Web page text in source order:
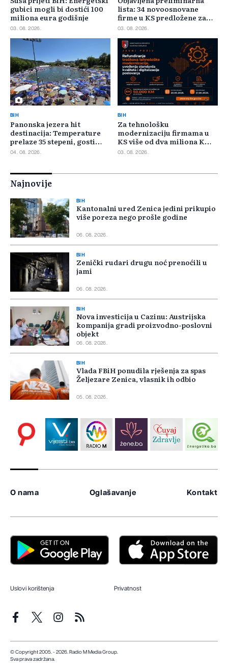
gubici mogli bi dostići 100
miliona eura godišnje
03. 08. 2026.
lista: 34 novoosnovane
firme u KS predložene za
400.000 KM poticaja
03. 08. 2026.
BIH
Panonska jezera hit
destinacija: Temperature
prelaze 35 stepeni, gosti
pristižu iz cijele regije
04. 08. 2026.
BIH
Za tehnološku
modernizaciju firmama u
KS više od dva miliona KM,
odbijeno 135 prijava
03. 08. 2026.
Najnovije
BIH
Kantonalni ured Zenica jedini prikupio
više poreza nego prošle godine
06. 08. 2026.
BIH
Zenički rudari drugu noć prenoćili u
jami
06. 08. 2026.
BIH
Nova investicija u Cazinu: Austrijska
kompanija gradi proizvodno-poslovni
objekt
06. 08. 2026.
BIH
Vlada FBiH ponudila rješenja za spas
Željezare Zenica, vlasnik ih odbio
05. 08. 2026.
O nama Oglašavanje Kontakt
Uslovi korištenja Privatnost
© Copyright 2005. - 2026. Radio M Media Group.
Sva prava zadržana.